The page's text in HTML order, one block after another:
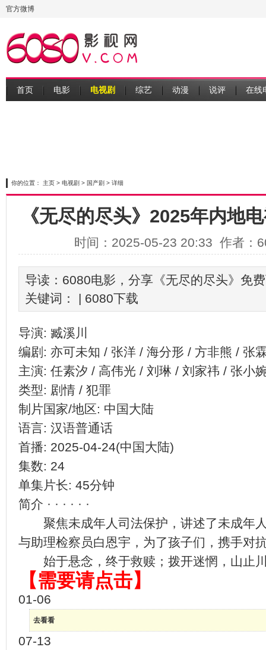
官方微博
首页 电影 电视剧 综艺 动漫 说评 在线
你的位置： 主页 > 电视剧 > 国产剧 > 详细
《无尽的尽头》2025年内地
时间：2025-05-23 20:33 作者：
导读：6080电影，分享《无尽的尽头》免
关键词： | 6080下载
导演: 臧溪川
编剧: 亦可未知 / 张洋 / 海分形 / 方非熊 / 张
主演: 任素汐 / 高伟光 / 刘琳 / 刘家祎 / 张小
类型: 剧情 / 犯罪
制片国家/地区: 中国大陆
语言: 汉语普通话
首播: 2025-04-24(中国大陆)
集数: 24
单集片长: 45分钟
简介 · · · · · ·
聚焦未成年人司法保护，讲述了未成年
与助理检察员白恩宇，为了孩子们，携手对
始于悬念，终于救赎；拨开迷惘，山止
【需要请点击】
01-06
去看看
07-13